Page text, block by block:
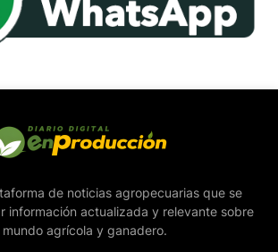
de noticias agropecuarias que se
información actualizada y relevante sobre
mundo agrícola y ganadero.